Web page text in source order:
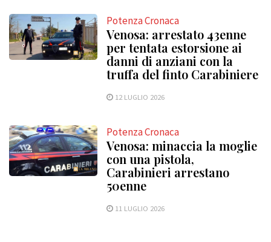
Potenza Cronaca
Venosa: arrestato 43enne
per tentata estorsione ai
danni di anziani con la
truffa del finto Carabiniere
12 LUGLIO 2026
Potenza Cronaca
Venosa: minaccia la moglie
con una pistola,
Carabinieri arrestano
50enne
11 LUGLIO 2026